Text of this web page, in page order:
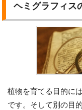
ヘミグラフィス
植物を育てる目的に
です。そして別の目